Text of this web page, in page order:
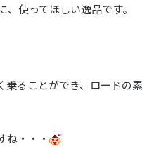
使ってほしい逸品です。
乗ることができ、ロードの素
ね・・・